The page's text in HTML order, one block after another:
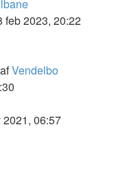
feb 2023, 20:22
afVendelbo
2021, 06:57